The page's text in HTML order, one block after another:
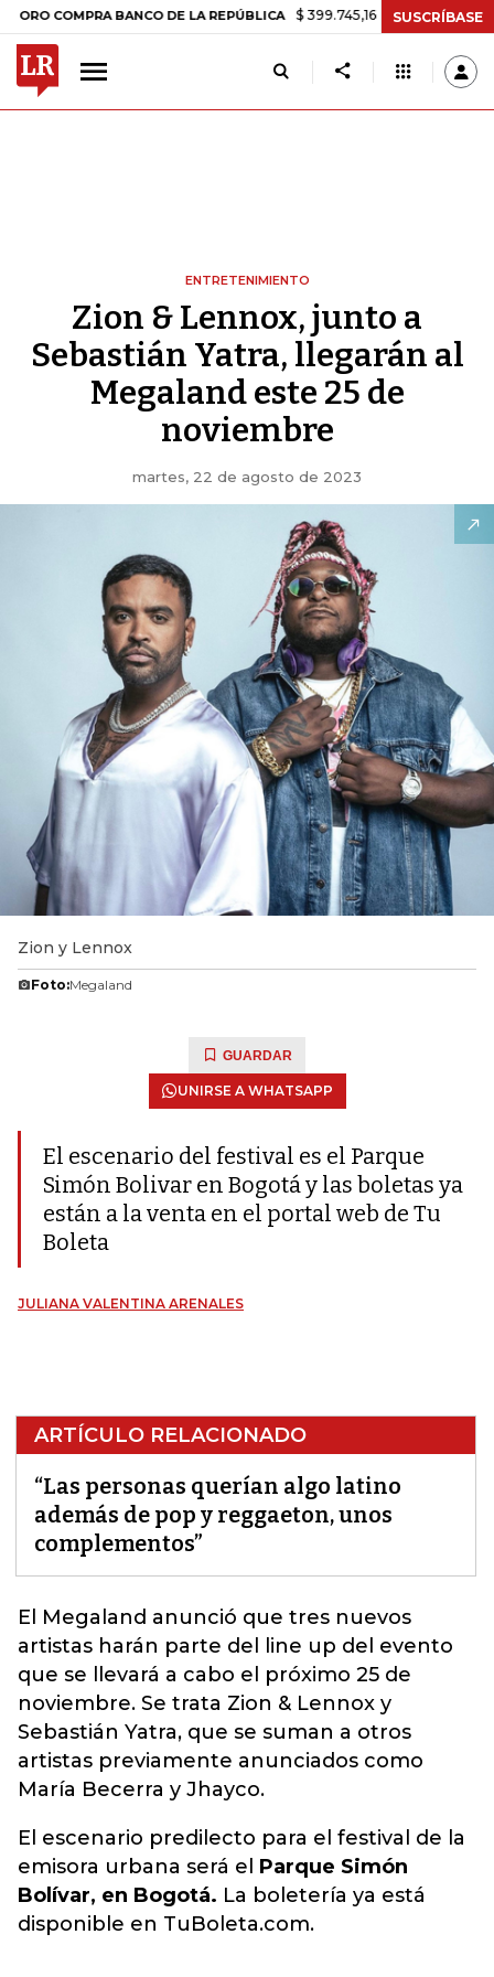
BANCO DE LA REPÚBLICA $ 399.745,16 +$ 2.295,71 +0,58%
SUSCRÍBASE
ENTRETENIMIENTO
Zion & Lennox, junto a
Sebastián Yatra, llegarán al
Megaland este 25 de
noviembre
martes, 22 de agosto de 2023
Zion y Lennox
Foto:Megaland
GUARDAR
UNIRSE A WHATSAPP
El escenario del festival es el Parque
Simón Bolivar en Bogotá y las boletas ya
están a la venta en el portal web de Tu
Boleta
JULIANA VALENTINA ARENALES
ARTÍCULO RELACIONADO
“Las personas querían algo latino
además de pop y reggaeton, unos
complementos”
El Megaland anunció que tres nuevos
artistas harán parte del line up del evento
que se llevará a cabo el próximo 25 de
noviembre. Se trata Zion & Lennox y
Sebastián Yatra, que se suman a otros
artistas previamente anunciados como
María Becerra y Jhayco.
El escenario predilecto para el festival de la
emisora urbana será el Parque Simón
Bolívar, en Bogotá. La boletería ya está
disponible en TuBoleta.com.